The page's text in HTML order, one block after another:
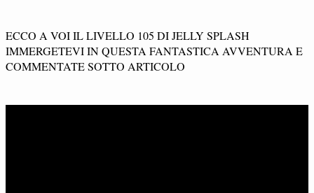
ECCO A VOI IL LIVELLO 105 DI JELLY SPLASH
IMMERGETEVI IN QUESTA FANTASTICA AVVENTURA E
COMMENTATE SOTTO ARTICOLO